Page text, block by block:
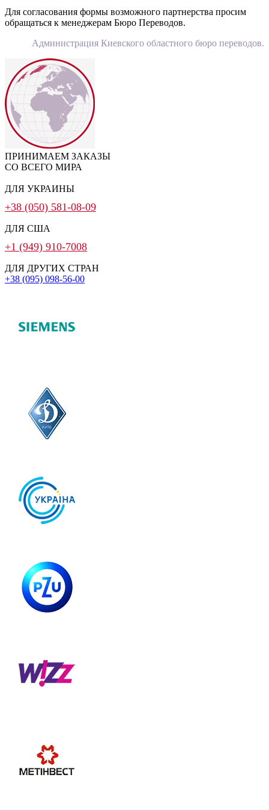
Для согласования формы возможного партнерства просим
обращаться к менеджерам Бюро Переводов.
Администрация Киевского областного бюро переводов.
ПРИНИМАЕМ ЗАКАЗЫ
СО ВСЕГО МИРА
ДЛЯ УКРАИНЫ
+38 (050) 581-08-09
ДЛЯ США
+1 (949) 910-7008
ДЛЯ ДРУГИХ СТРАН
+38 (095) 098-56-00